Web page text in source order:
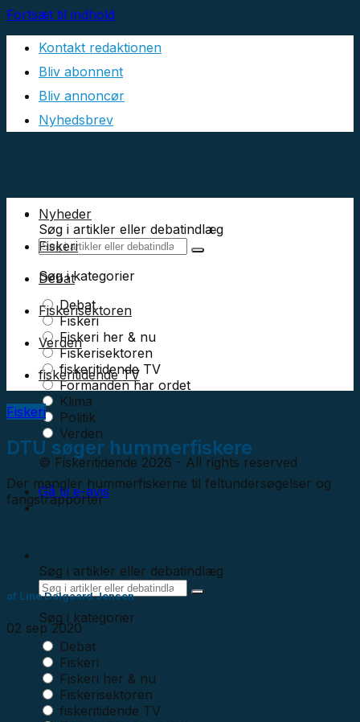
Fortsæt til indhold
Kontakt redaktionen
Bliv abonnent
Bliv annoncør
Nyhedsbrev
Søg i artikler eller debatindlæg
Søg i kategorier
Debat
Fiskeri
Fiskeri her & nu
Fiskerisektoren
fiskeritidende TV
Formanden har ordet
Klima
Politik
Verden
© Fiskeritidende 2026 - All rights reserved
Gå til e-avis
Søg i artikler eller debatindlæg
Søg i kategorier
Debat
Fiskeri
Fiskeri her & nu
Fiskerisektoren
fiskeritidende TV
Nyheder
Fiskeri
Debat
Fiskerisektoren
Verden
fiskeritidende TV
Fiskeri
DTU søger hummerfiskere
Der mangler hummerfiskerne til feltundersøgelser og
fangstrapporter
af Line Dalgaard Jensen
02 sep 2020